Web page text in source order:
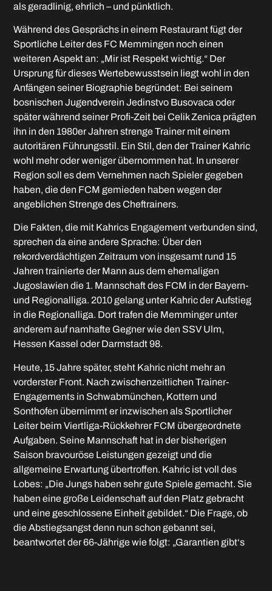
als geradlinig, ehrlich – und pünktlich.
Während des Gesprächs in einem Restaurant fügt der
Sportliche Leiter des FC Memmingen noch einen
weiteren Aspekt an: „Mir ist Respekt wichtig.“ Der
Ursprung für dieses Wertebewusstsein liegt wohl in den
Anfängen seiner Biographie begründet: Bei seinem
bosnischen Jugendverein Jedinstvo Busovaca oder
später während seiner Profi-Zeit bei Celik Zenica prägten
ihn in den 1980er Jahren strenge Trainer mit einem
autoritären Führungsstil. Ein Stil, den der Trainer Kahric
wohl mehr oder weniger übernommen hat. In unserer
Region soll es dem Vernehmen nach Spieler gegeben
haben, die den FCM gemieden haben wegen der
angeblichen Strenge des Cheftrainers.
Die Fakten, die mit Kahrics Engagement verbunden sind,
sprechen da eine andere Sprache: Über den
rekordverdächtigen Zeitraum von insgesamt rund 15
Jahren trainierte der Mann aus dem ehemaligen
Jugoslawien die 1. Mannschaft des FCM in der Bayern-
und Regionalliga. 2010 gelang unter Kahric der Aufstieg
in die Regionalliga. Dort trafen die Memminger unter
anderem auf namhafte Gegner wie den SSV Ulm,
Hessen Kassel oder Darmstadt 98.
Heute, 15 Jahre später, steht Kahric nicht mehr an
vorderster Front. Nach zwischenzeitlichen Trainer-
Engagements in Schwabmünchen, Kottern und
Sonthofen übernimmt er inzwischen als Sportlicher
Leiter beim Viertliga-Rückkehrer FCM übergeordnete
Aufgaben. Seine Mannschaft hat in der bisherigen
Saison bravouröse Leistungen gezeigt und die
allgemeine Erwartung übertroffen. Kahric ist voll des
Lobes: „Die Jungs haben sehr gute Spiele gemacht. Sie
haben eine große Leidenschaft auf den Platz gebracht
und eine geschlossene Einheit gebildet.“ Die Frage, ob
die Abstiegsangst denn nun schon gebannt sei,
beantwortet der 66-Jährige wie folgt: „Garantien gibt‘s